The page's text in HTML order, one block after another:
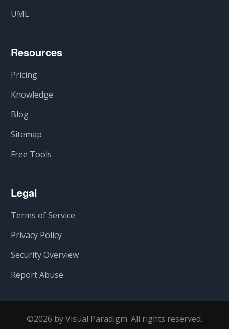
UML
Resources
Pricing
Knowledge
Blog
Sitemap
Free Tools
Legal
Terms of Service
Privacy Policy
Security Overview
Report Abuse
©2026 by Visual Paradigm. All rights reserved.